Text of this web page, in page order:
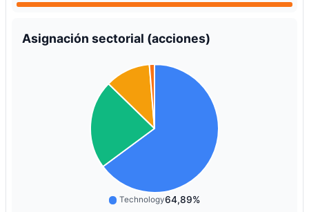
Asignación sectorial (acciones)
Technology64,89%